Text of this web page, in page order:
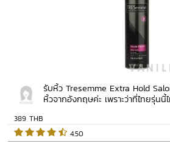
รับหิ้ว Tresemme Extra Hold
หิ้วจากอังกฤษค่ะ เพราะว่าที่ไทยรุ่นนี้
389 THB
4.50